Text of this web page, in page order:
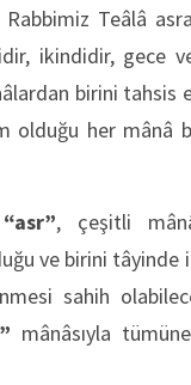
Teâlâ
ikindidir, gece
birini tahsis
olduğu her mânâ
“asr”, çeşitli
ve birini tâyinde
sahih
mânâsıyla